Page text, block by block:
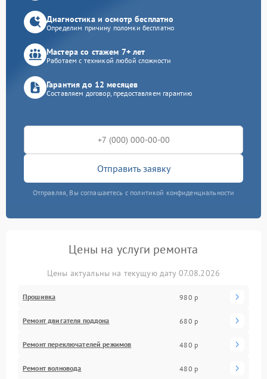
Диагностика и осмотр бесплатно
Определим причину поломки бесплатно
Мастера со стажем 7+ лет
Работаем с техникой любой сложности
Гарантия до 12 месяцев
Составляем договор, предоставляем гарантию
Отправить заявку
Отправляя, Вы соглашаетесь с политикой конфиденциальности
Цены на услуги ремонта
Цены актуальны на текущую дату 07.08.2026
Прошивка 980 р
Ремонт двигателя поддона 680 р
Ремонт переключателей режимов 480 р
Ремонт волновода 480 р